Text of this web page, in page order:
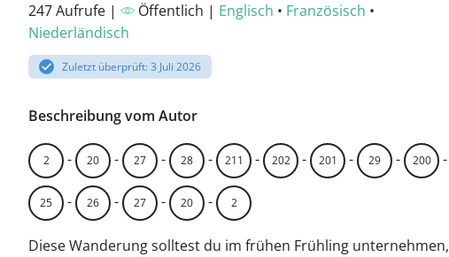
247 Aufrufe | Öffentlich | Englisch • Französisch •
Niederländisch
Zuletzt überprüft: 3 Juli 2026
Beschreibung vom Autor
2 - 20 - 27 - 28 - 211 - 202 - 201 - 29 - 200 -
25 - 26 - 27 - 20 - 2
Diese Wanderung solltest du im frühen Frühling unternehmen,